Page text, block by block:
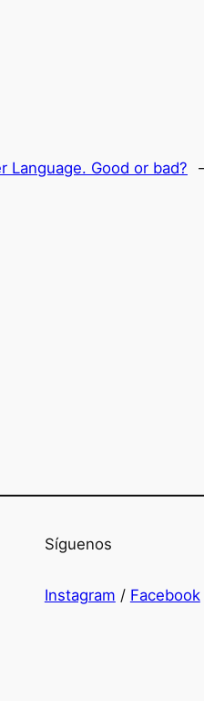
Language. Good or bad?
Síguenos
Instagram / Facebook